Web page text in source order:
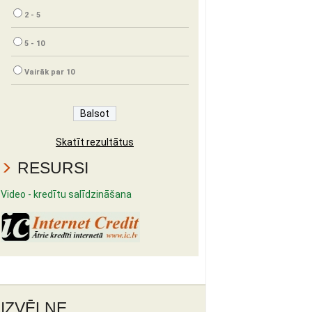
2 - 5
5 - 10
Vairāk par 10
Skatīt rezultātus
RESURSI
Video - kredītu salīdzināšana
IZVĒLNE